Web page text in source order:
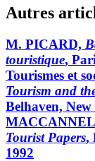
Autres
M. PICARD,
touristique,
Tourismes et
Tourism and
Belhaven,
Tourist Papers,
1992